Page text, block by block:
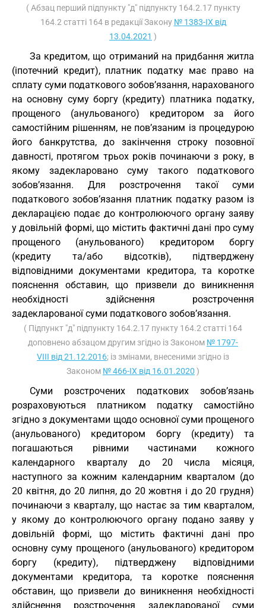
( Абзац перший підпункту "д" підпункту 164.2.17 пункту
164.2 статті 164 в редакції Закону № 1383-IX від
13.04.2021 )
За кредитом, що отриманий на придбання житла
(іпотечний кредит), платник податку має право на
сплату суми податкового зобов’язання, нарахованого
на основну суму боргу (кредиту) платника податку,
прощеного (анульованого) кредитором за його
самостійним рішенням, не пов’язаним із процедурою
його банкрутства, до закінчення строку позовної
давності, протягом трьох років починаючи з року, в
якому задекларовано суму такого податкового
зобов’язання. Для розстрочення такої суми
податкового зобов’язання платник податку разом із
декларацією подає до контролюючого органу заяву
у довільній формі, що містить фактичні дані про суму
прощеного (анульованого) кредитором боргу
(кредиту та/або відсотків), підтверджену
відповідними документами кредитора, та коротке
пояснення обставин, що призвели до виникнення
необхідності здійснення розстрочення
задекларованої суми податкового зобов’язання.
( Підпункт "д" підпункту 164.2.17 пункту 164.2 статті 164
доповнено абзацом другим згідно із Законом № 1797-
VIII від 21.12.2016; із змінами, внесеними згідно із
Законом № 466-IX від 16.01.2020 )
Суми розстрочених податкових зобов’язань
розраховуються платником податку самостійно
згідно з документами щодо основної суми прощеного
(анульованого) кредитором боргу (кредиту) та
погашаються рівними частинами кожного
календарного кварталу до 20 числа місяця,
наступного за кожним календарним кварталом (до
20 квітня, до 20 липня, до 20 жовтня і до 20 грудня)
починаючи з кварталу, що настає за тим кварталом,
у якому до контролюючого органу подано заяву у
довільній формі, що містить фактичні дані про
основну суму прощеного (анульованого) кредитором
боргу (кредиту), підтверджену відповідними
документами кредитора, та коротке пояснення
обставин, що призвели до виникнення необхідності
здійснення розстрочення задекларованої суми